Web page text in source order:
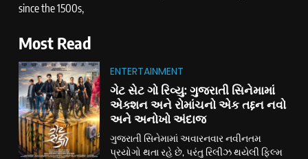
since the 1500s,
Most Read
ENTERTAINMENT
ગેટ સેટ ગો રિવ્યુ: ગુજરાતી સિનેમામાં
એક્શન અને રોમાંચનો એક તદ્દન નવો
અને અનોખો અંદાજ
ગુજરાતી સિનેમામાં અવારનવાર નવીનતમ
પ્રયોગો થતા રહે છે, પરંતુ રિલીઝ થયેલી ફિલ્મ